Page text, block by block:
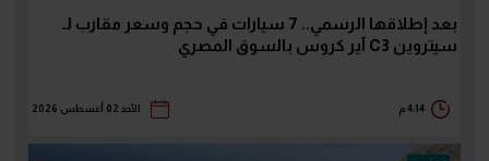
بعد إطلاقها الرسمي.. 7 سيارات في حجم وسعر مقارب لـ
سيتروين C3 آير كروس بالسوق المصري
4:14 م الأحد 02 أغسطس 2026